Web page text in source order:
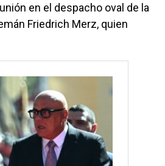
en el despacho oval de la
Friedrich Merz, quien